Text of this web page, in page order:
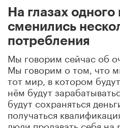
На глазах
сменились
потребления
Мы говорим сейчас об
Мы говорим о том, что
тот мир, в котором
нём будут
будут сохраняться
получаться
люди продавать себя на